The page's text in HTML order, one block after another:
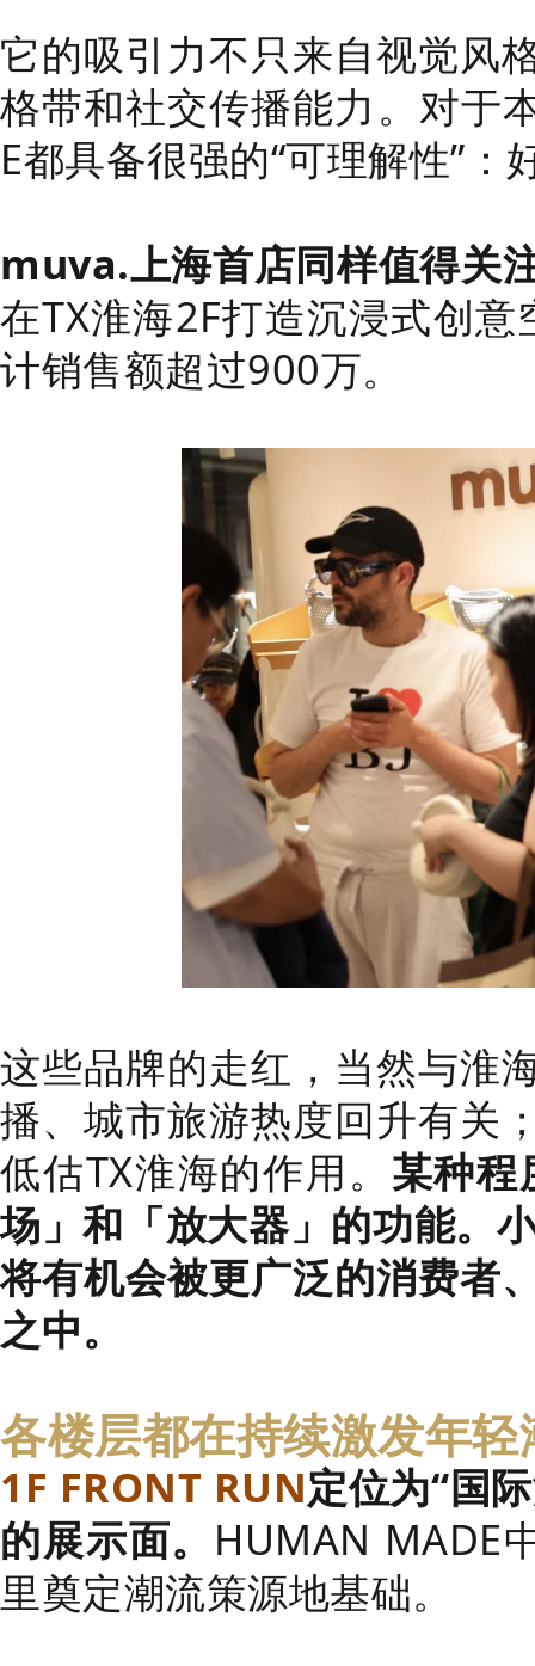
它的吸引力不只来自视觉风
格带和社交传播能力。对于
E都具备很强的“可理解性”
muva.上海首店同样值得关
在TX淮海2F打造沉浸式创
计销售额超过900万。
这些品牌的走红，当然与淮
播、城市旅游热度回升有关
低估TX淮海的作用。 某种程
场」和「放大器」的功能。
将有机会被更广泛的消费者
之中。
各楼层都在持续激发年
1F FRONT RUN定位为“国
的展示面。 HUMAN MADE
里奠定潮流策源地基础。